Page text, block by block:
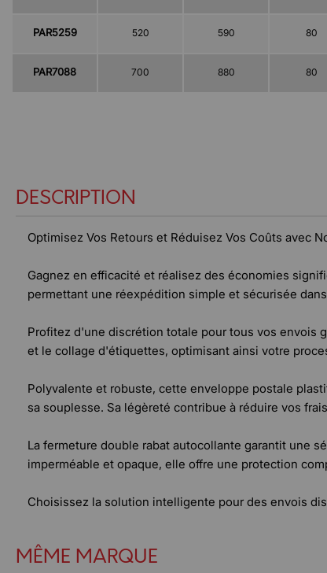
PAR5259 520 590 80
PAR7088 700 880 80
DESCRIPTION
Optimisez Vos Retours et Réduisez Vos Coûts avec
Gagnez en efficacité et réalisez des économies
permettant une réexpédition simple et sécurisée
Profitez d'une discrétion totale pour tous vos envois
et le collage d'étiquettes, optimisant ainsi votre
Polyvalente et robuste, cette enveloppe postale
sa souplesse. Sa légèreté contribue à réduire vos
La fermeture double rabat autocollante garantit une
imperméable et opaque, elle offre une protection
Choisissez la solution intelligente pour des envois
MÊME MARQUE